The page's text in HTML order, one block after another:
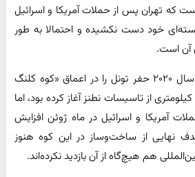
که تهران پس از حملات آمریکا و اسرائیل
خود دست نکشیده و احتمالا به طور
آن‌ است.
بنابر این گزارش، ایران از سال ۲۰۲۰ حفر تونل را در اعماق «کوه کلنگ
از تاسیسات نطنز آغاز کرده بود، اما
آمریکا و اسرائیل در ماه ژوئن افزایش
نهایی از ساخت‌وساز در این کوه هنوز
هم هیچ‌گاه از آن بازدید نکرده‌اند.